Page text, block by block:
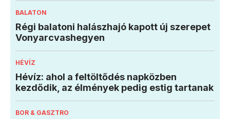
BALATON
Régi balatoni halászhajó kapott új szerepet
Vonyarcvashegyen
HÉVÍZ
Hévíz: ahol a feltöltődés napközben
kezdődik, az élmények pedig estig tartanak
BOR & GASZTRO